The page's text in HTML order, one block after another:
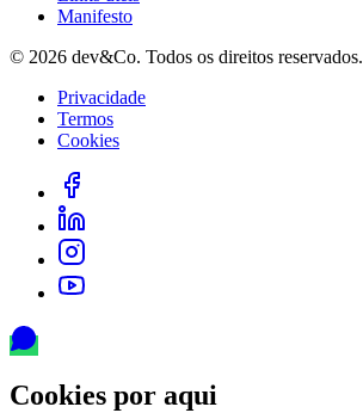
Manifesto
© 2026 dev&Co. Todos os direitos reservados.
Privacidade
Termos
Cookies
Cookies por aqui